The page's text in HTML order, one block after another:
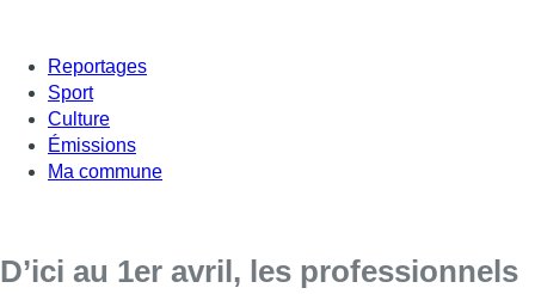
Reportages
Sport
Culture
Émissions
Ma commune
D’ici au 1er avril, les professionnels